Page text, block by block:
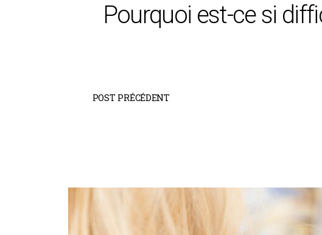
Pourquoi est-ce si
POST PRÉCÉDENT